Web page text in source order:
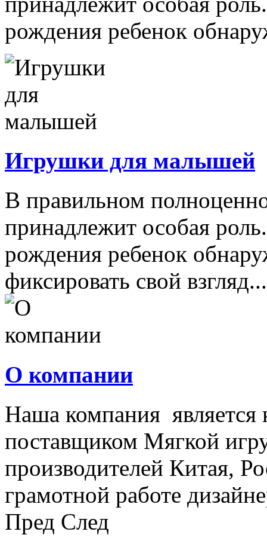
рождения ребенок
Игрушки для малышей
В правильном
принадлежит особая
рождения ребенок
фиксировать свой взгляд...
О компании
Наша компания
поставщиком Мягкой
производителей Китая,
грамотной работе
Пред След